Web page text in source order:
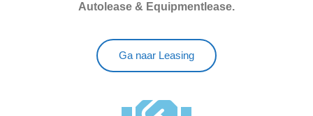
Autolease & Equipmentlease.
Ga naar Leasing